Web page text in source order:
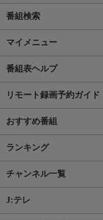
番組検索
マイメニュー
番組表ヘルプ
リモート録画予約ガイド
おすすめ番組
ランキング
チャンネル一覧
J:テレ